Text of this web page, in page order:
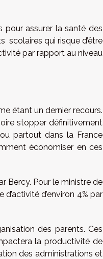
pour assurer la santé des
scolaires qui risque d’être
par rapport au niveau
étant un dernier recours.
stopper définitivement
partout dans la France
économiser en ces
Bercy. Pour le ministre de
d’environ 4% par
des parents. Ces
la productivité de
des administrations et